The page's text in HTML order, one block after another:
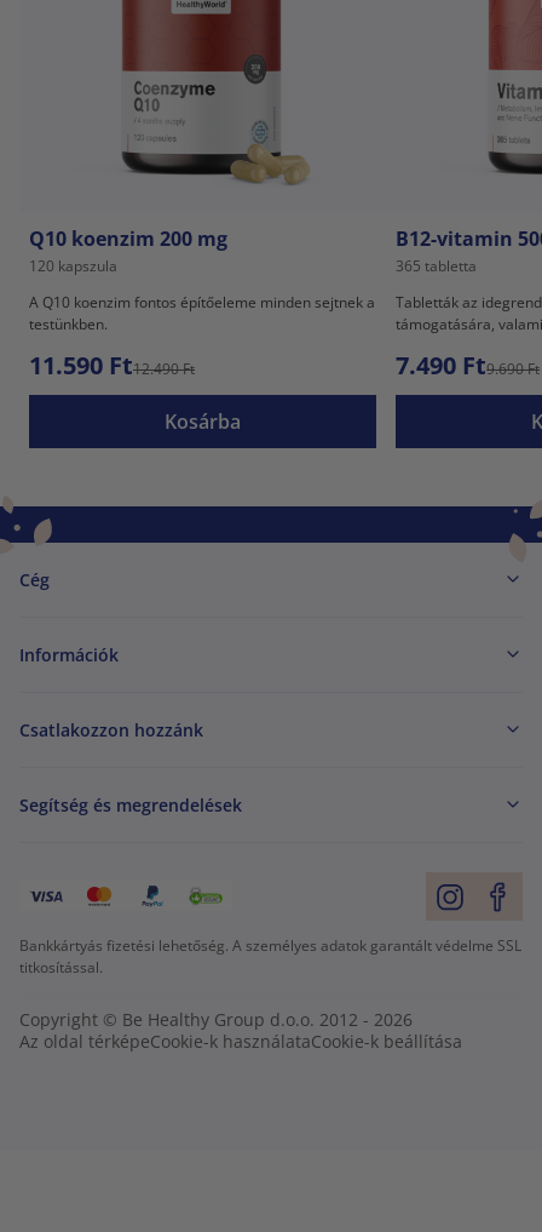
Q10 koenzim 200 mg
120 kapszula
A Q10 koenzim fontos építőeleme minden sejtnek a
testünkben.
11.590 Ft12.490 Ft
Kosárba
B12-vitamin
365 tabletta
Tabletták az
támogatására,
7.490 Ft9.690 Ft
Cég
Információk
Csatlakozzon hozzánk
Segítség és megrendelések
Bankkártyás fizetési lehetőség. A személyes adatok garantált védelme SSL
titkosítással.
Copyright © Be Healthy Group d.o.o. 2012 - 2026
Az oldal térképeCookie-k használataCookie-k beállítása